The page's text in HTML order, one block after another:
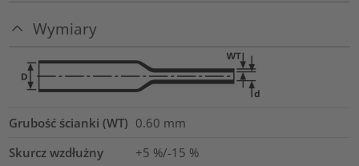
Wymiary
Grubość ścianki (WT) 0.60 mm
Skurcz wzdłużny
+5 %/-15 %